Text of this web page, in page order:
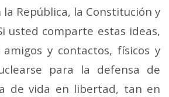
República, la Constitución y
usted comparte estas ideas,
amigos y contactos, físicos y
para la defensa de
de vida en libertad, tan en